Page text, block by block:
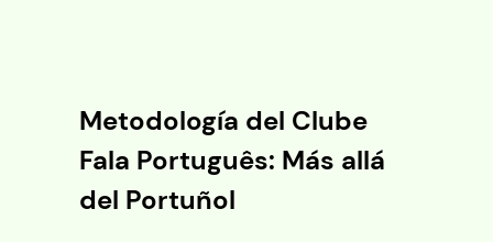
Metodología del Clube
Fala Português: Más allá
del Portuñol